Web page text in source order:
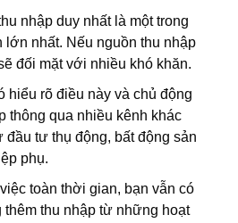
nhập duy nhất là một trong
lớn nhất. Nếu nguồn thu nhập
đối mặt với nhiều khó khăn.
hiểu rõ điều này và chủ động
thông qua nhiều kênh khác
đầu tư thụ động, bất động sản
phụ.
toàn thời gian, bạn vẫn có
thêm thu nhập từ những hoạt